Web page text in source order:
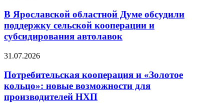
В Ярославской областной Думе обсудили
поддержку сельской кооперации и
субсидирования автолавок
31.07.2026
Потребительская кооперация и «Золотое
кольцо»: новые возможности для
производителей НХП